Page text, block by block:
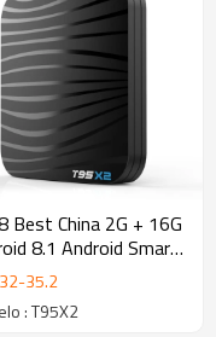
Best China 2G + 16G
8.1 Android Smart
Bluetooth 4.0
32-35.2
: T95X2